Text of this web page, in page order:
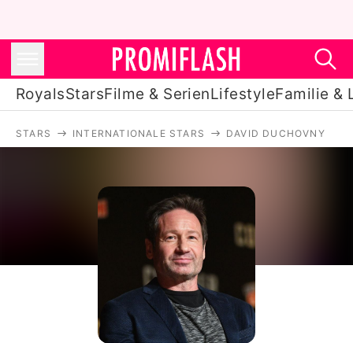
RoyalsStarsFilme & SerienLifestyleFamilie &
Filme & Serien
Lifestyle
Familie & Liebe
Promiflash Exklusiv
STARS INTERNATIONALE STARS DAVID DUCHOVNY